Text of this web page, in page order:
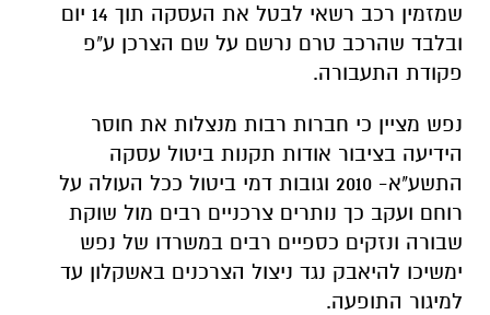
שמזמין רכב רשאי לבטל את העסקה תוך 14 יום
ובלבד שהרכב טרם נרשם על שם הצרכן ע"פ
פקודת התעבורה.
נפש מציין כי חברות רבות מנצלות את חוסר
הידיעה בציבור אודות תקנות ביטול עסקה
התשע"א- 2010 וגובות דמי ביטול ככל העולה על
רוחם ועקב כך נותרים צרכניים רבים מול שוקת
שבורה ונזקים כספיים רבים במשרדו של נפש
ימשיכו להיאבק נגד ניצול הצרכנים באשקלון עד
למיגור התופעה.